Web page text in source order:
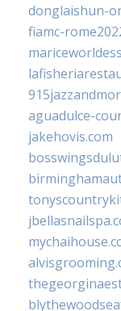
donglaishun-
fiamc-
aguadulce-
jakehovis.com